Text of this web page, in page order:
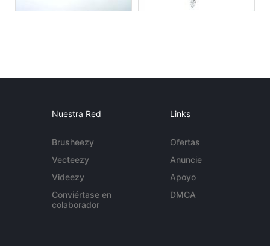
Nuestra Red
Brusheezy
Vecteezy
Videezy
Conviértase en
colaborador
Links
Ofertas
Anuncie
Apoyo
DMCA